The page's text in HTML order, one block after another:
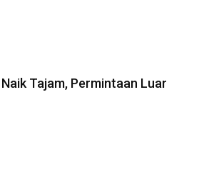
Tajam, Permintaan Luar